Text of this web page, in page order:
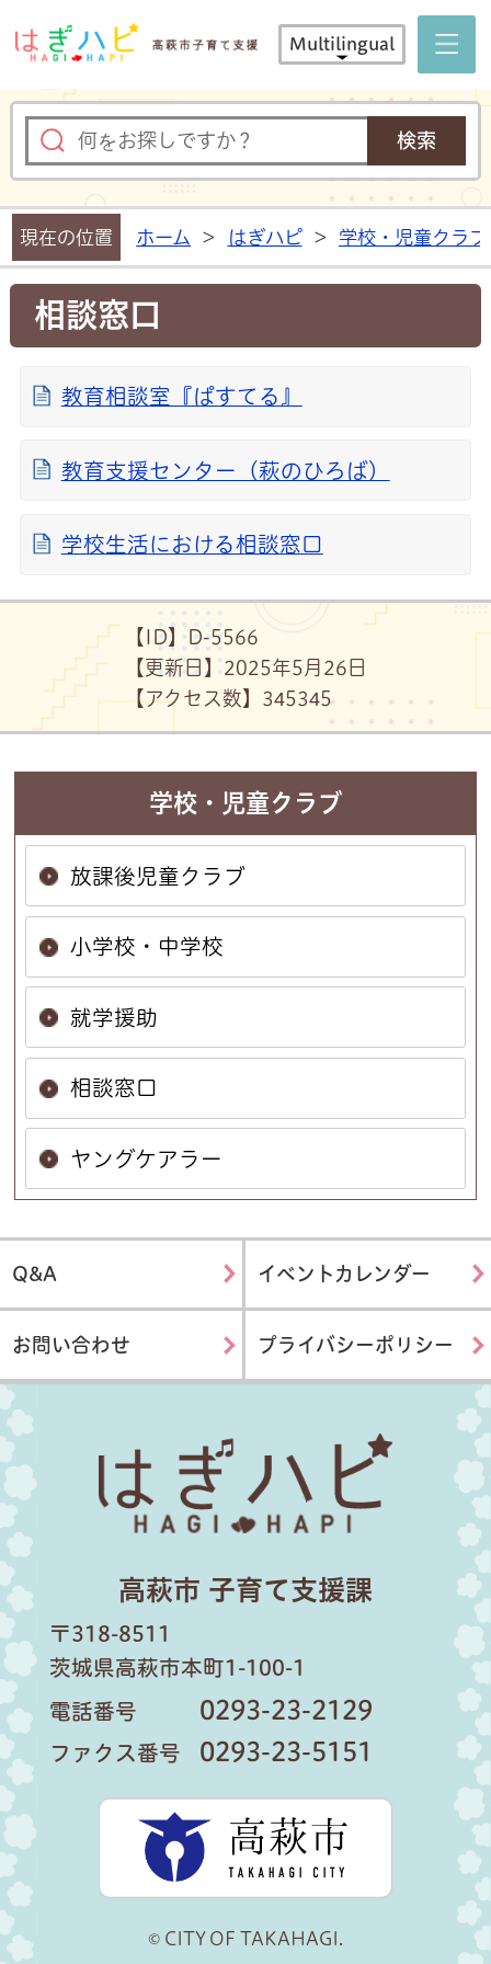
はぎハピ
Multilingual
現在の位置 ホーム > はぎハピ > 学校・児童クラブ
相談窓口
教育相談室『ぱすてる』
教育支援センター（萩のひろば）
学校生活における相談窓口
【ID】D-5566
【更新日】2025年5月26日
【アクセス数】 345345
学校・児童クラブ
放課後児童クラブ
小学校・中学校
就学援助
相談窓口
ヤングケアラー
Q&A イベントカレンダー
お問い合わせ プライバシーポリシー
はぎハピ
高萩市 子育て支援課
〒318-8511
茨城県高萩市本町1-100-1
電話番号 0293-23-2129
ファクス番号 0293-23-5151
高萩市
© CITY OF TAKAHAGI.